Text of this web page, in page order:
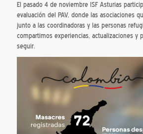
El pasado 4 de noviembre ISF Asturias
evaluación del PAV, donde las asociaciones
junto a las coordinadoras y las personas
compartimos experiencias, actualizaciones y
seguir.